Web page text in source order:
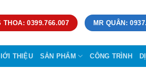
THOA: 0399.766.007 MR QUÂN:
THIỆU SẢN PHẨM CÔNG TRÌNH